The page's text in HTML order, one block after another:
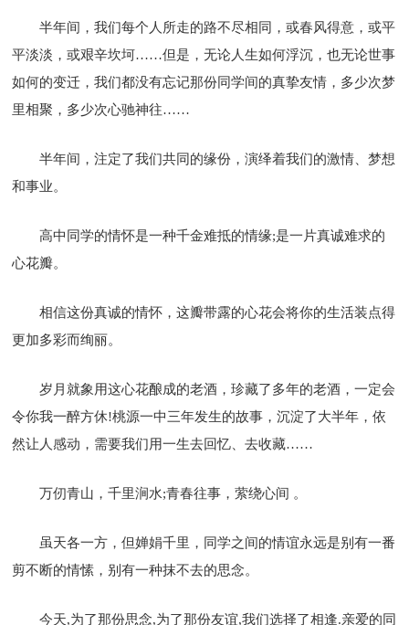
半年间，我们每个人所走的路不尽相同，或春风得意，或平
平淡淡，或艰辛坎坷……但是，无论人生如何浮沉，也无论世事
如何的变迁，我们都没有忘记那份同学间的真挚友情，多少次梦
里相聚，多少次心驰神往……
半年间，注定了我们共同的缘份，演绎着我们的激情、梦想
和事业。
高中同学的情怀是一种千金难抵的情缘;是一片真诚难求的
心花瓣。
相信这份真诚的情怀，这瓣带露的心花会将你的生活装点得
更加多彩而绚丽。
岁月就象用这心花酿成的老酒，珍藏了多年的老酒，一定会
令你我一醉方休!桃源一中三年发生的故事，沉淀了大半年，依
然让人感动，需要我们用一生去回忆、去收藏……
万仞青山，千里涧水;青春往事，萦绕心间 。
虽天各一方，但婵娟千里，同学之间的情谊永远是别有一番
剪不断的情愫，别有一种抹不去的思念。
今天,为了那份思念,为了那份友谊,我们选择了相逢.亲爱的同